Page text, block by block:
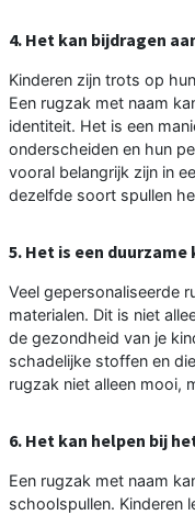
4. Het kan bijdragen
Kinderen zijn trots op
Een rugzak met naam
identiteit. Het is een
onderscheiden en hun
vooral belangrijk zijn in
dezelfde soort spullen
5. Het is een duurzame
Veel gepersonaliseerde
materialen. Dit is niet
de gezondheid van je
schadelijke stoffen en
rugzak niet alleen mooi,
6. Het kan helpen bij
Een rugzak met naam
schoolspullen. Kinderen